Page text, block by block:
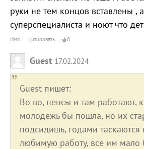
руки не тем концов вставлены ,
суперспециалиста и ноют что
Имя Цитировать 0
Guest 17.02.2024
Guest пишет:
Во во, пенсы и там работают,
молодёжь бы пошла, но их
подсидишь, годами
любимую работу, все им мало